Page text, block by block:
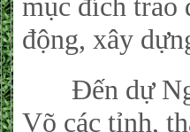
động, xây
Đến dự
Võ các tỉnh,